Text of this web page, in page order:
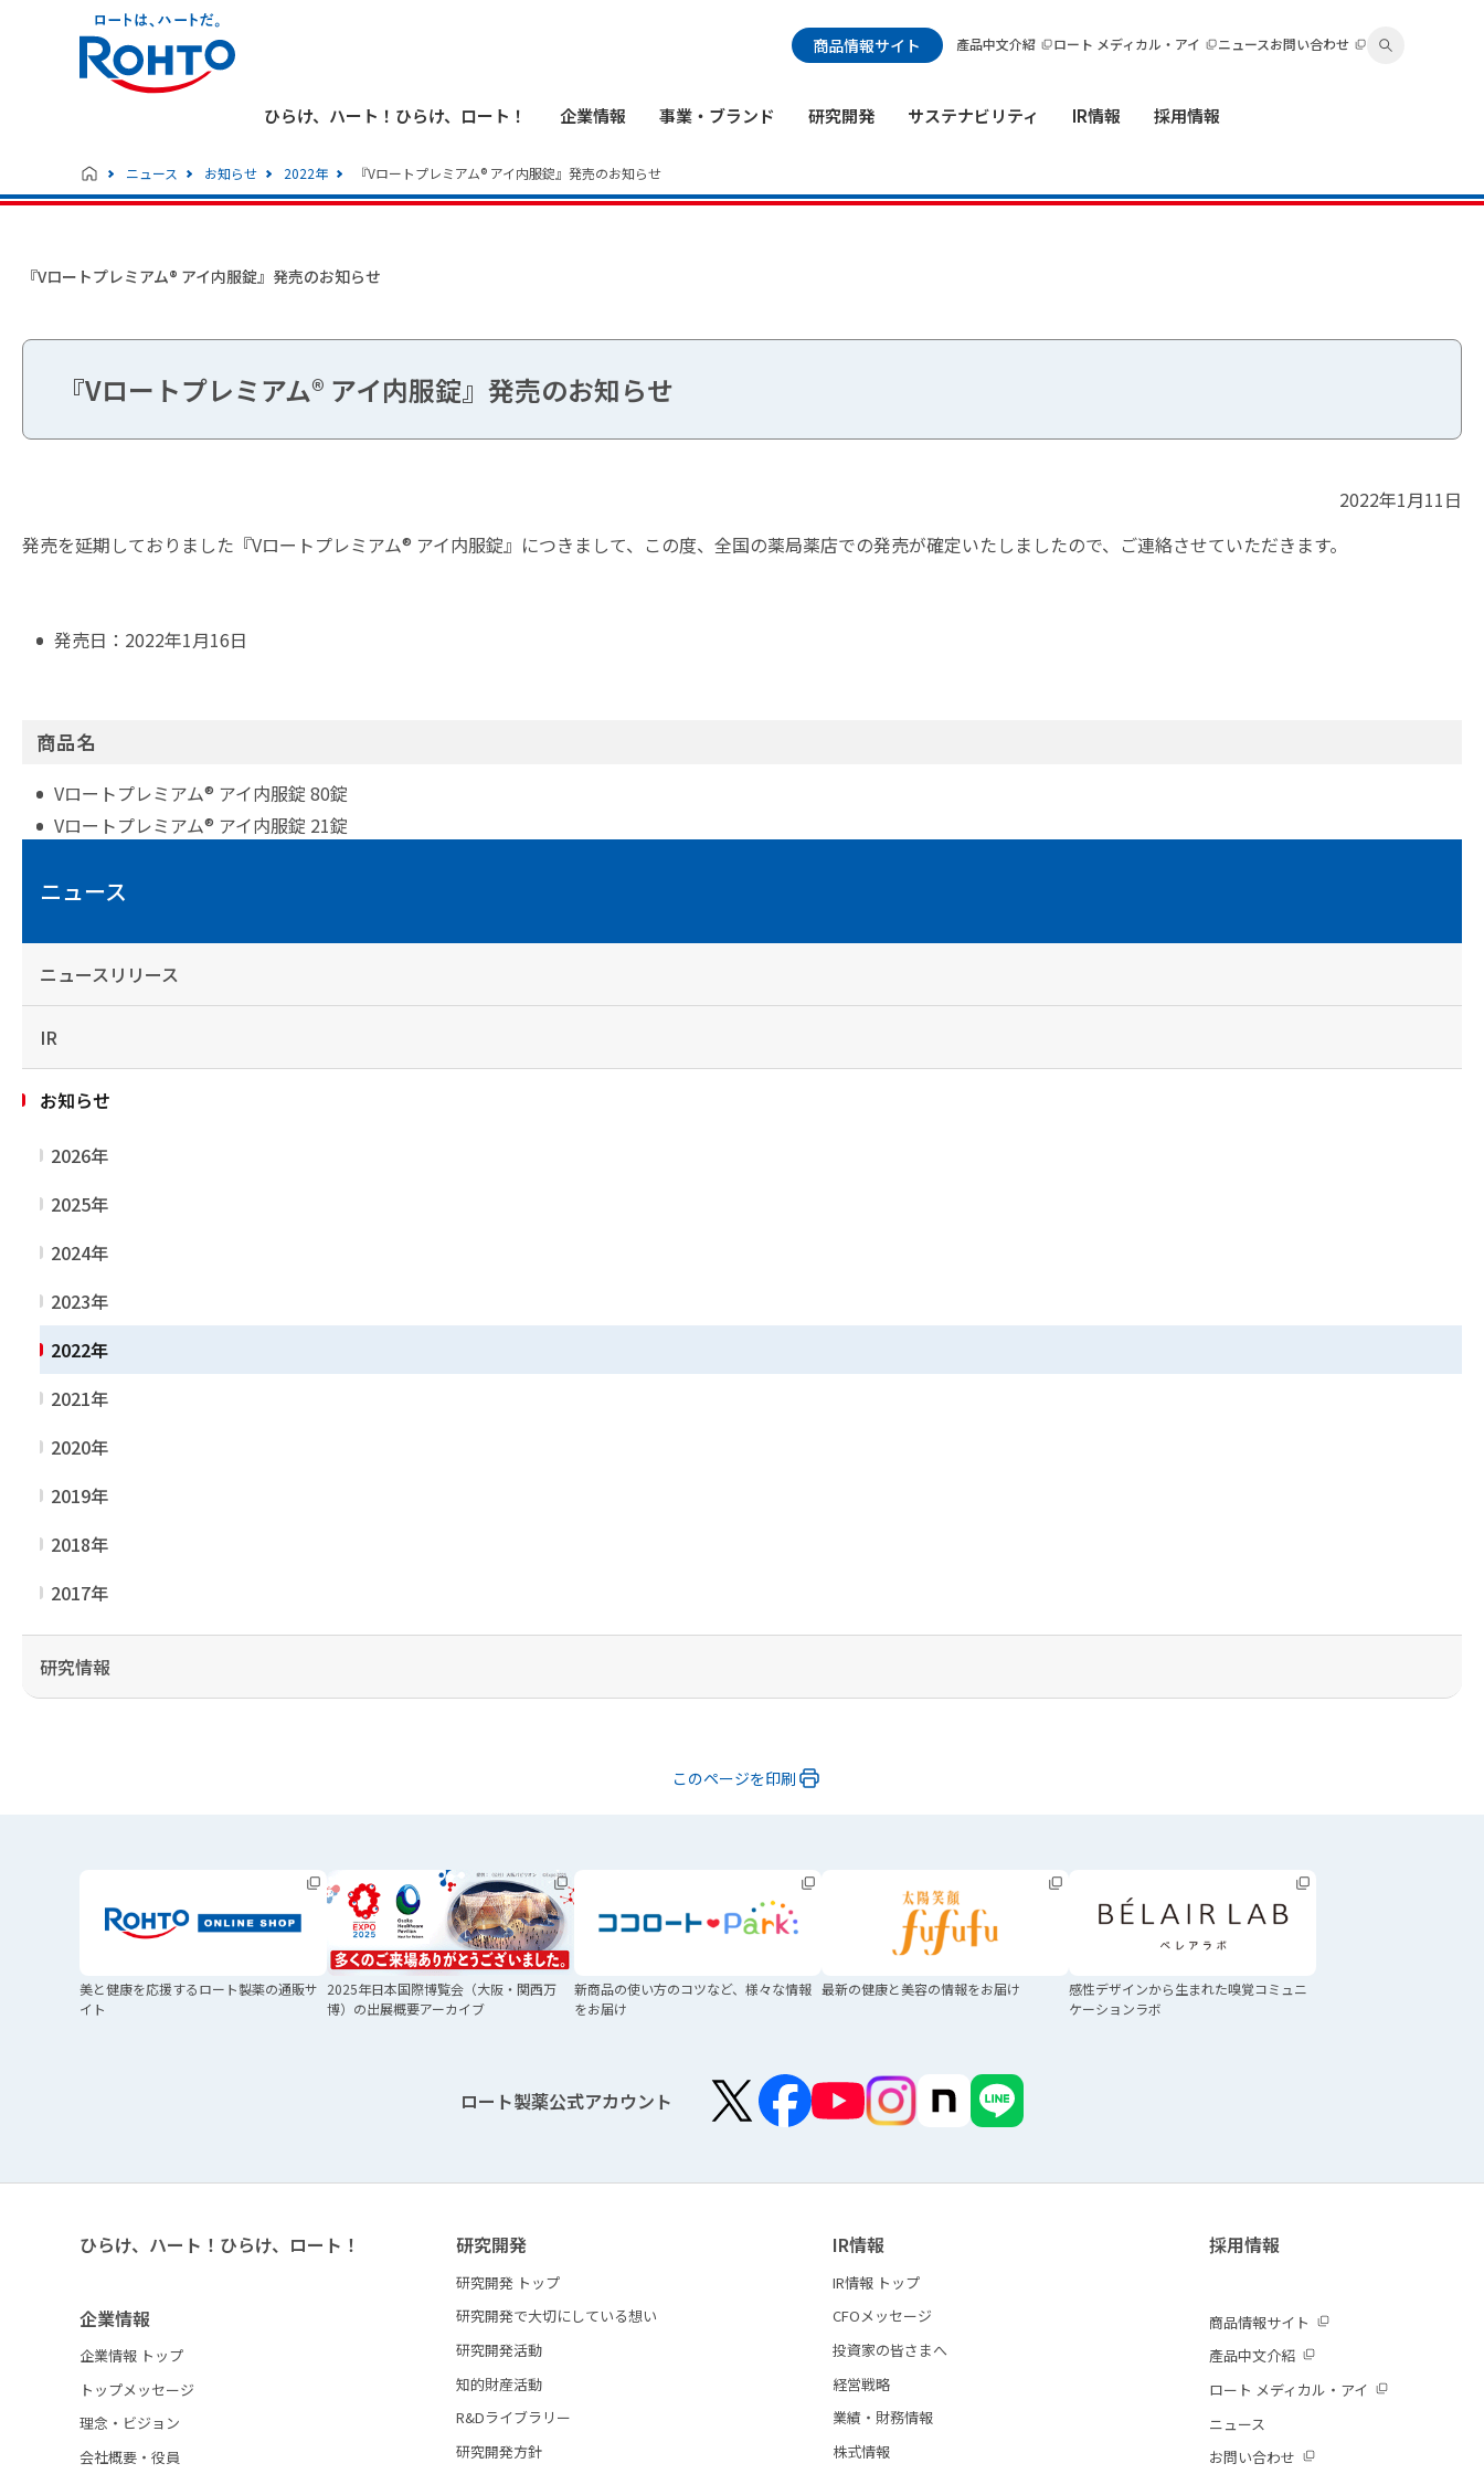
商品情報サイト 產品中文介紹 ロート メディカル・アイ ニュースお問い合わせ
検索メニュー
ひらけ、ハート！ひらけ、ロート！ 企業情報 事業・ブランド 研究開発 サステナビリティ IR情報 採用情報
ニュース お知らせ 2022年 『Vロートプレミアム® アイ内服錠』発売のお知らせ
『Vロートプレミアム® アイ内服錠』発売のお知らせ
『Vロートプレミアム® アイ内服錠』発売のお知らせ
2022年1月11日
発売を延期しておりました『Vロートプレミアム® アイ内服錠』につきまして、この度、全国の薬局薬店での発売が確定いたしましたので、ご連絡させていただきます。
発売日：2022年1月16日
商品名
Vロートプレミアム® アイ内服錠 80錠
Vロートプレミアム® アイ内服錠 21錠
ニュース
ニュースリリース
IR
お知らせ
2026年
2025年
2024年
2023年
2022年
2021年
2020年
2019年
2018年
2017年
研究情報
このページを印刷
美と健康を応援するロート製薬の通販サ
イト
2025年日本国際博覧会 （大阪・関西万
博）の出展概要アーカイブ
新商品の使い方のコツなど、 様々な情報
をお届け
最新の健康と美容の情報をお届け 感性デザインから生まれた嗅覚コミュニ
ケーションラボ
ロート製薬公式アカウント
ひらけ、ハート！ひらけ、ロート！
企業情報
企業情報 トップ
トップメッセージ
理念・ビジョン
会社概要・役員
研究開発
研究開発 トップ
研究開発で大切にしている想い
研究開発活動
知的財産活動
R&Dライブラリー
研究開発方針
IR情報
IR情報 トップ
CFOメッセージ
投資家の皆さまへ
経営戦略
業績・財務情報
株式情報
採用情報
商品情報サイト
產品中文介紹
ロート メディカル・アイ
ニュース
お問い合わせ